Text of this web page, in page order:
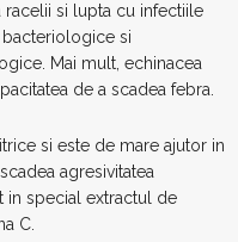
racelii si lupta cu infectiile
bacteriologice si
Mai mult, echinacea
de a scadea febra.
si este de mare ajutor in
agresivitatea
in special extractul de
C.